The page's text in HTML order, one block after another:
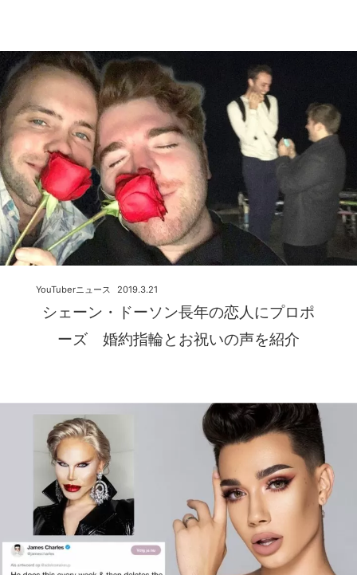
シェーン・ドーソン長年の恋人にプロポ
ーズ 婚約指輪とお祝いの声を紹介
2019.3.21
YouTuberニュース